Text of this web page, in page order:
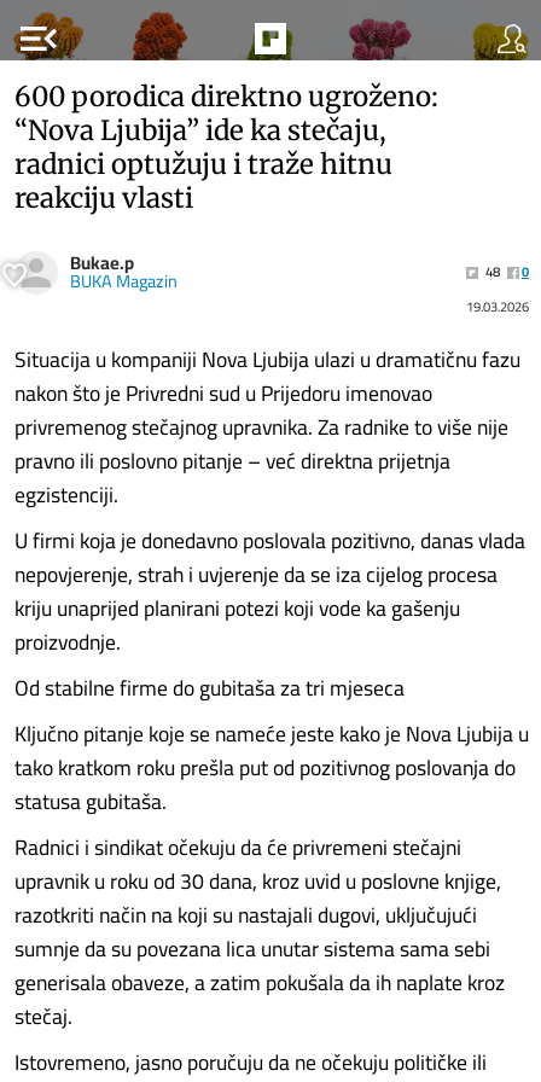
menu_open
600 porodica direktno ugroženo:
“Nova Ljubija” ide ka stečaju,
radnici optužuju i traže hitnu
reakciju vlasti
Bukae.p
BUKA Magazin 48
0
19.03.2026
Situacija u kompaniji Nova Ljubija ulazi u dramatičnu fazu
nakon što je Privredni sud u Prijedoru imenovao
privremenog stečajnog upravnika. Za radnike to više nije
pravno ili poslovno pitanje – već direktna prijetnja
egzistenciji.
U firmi koja je donedavno poslovala pozitivno, danas vlada
nepovjerenje, strah i uvjerenje da se iza cijelog procesa
kriju unaprijed planirani potezi koji vode ka gašenju
proizvodnje.
Od stabilne firme do gubitaša za tri mjeseca
Ključno pitanje koje se nameće jeste kako je Nova Ljubija u
tako kratkom roku prešla put od pozitivnog poslovanja do
statusa gubitaša.
Radnici i sindikat očekuju da će privremeni stečajni
upravnik u roku od 30 dana, kroz uvid u poslovne knjige,
razotkriti način na koji su nastajali dugovi, uključujući
sumnje da su povezana lica unutar sistema sama sebi
generisala obaveze, a zatim pokušala da ih naplate kroz
stečaj.
Istovremeno, jasno poručuju da ne očekuju političke ili